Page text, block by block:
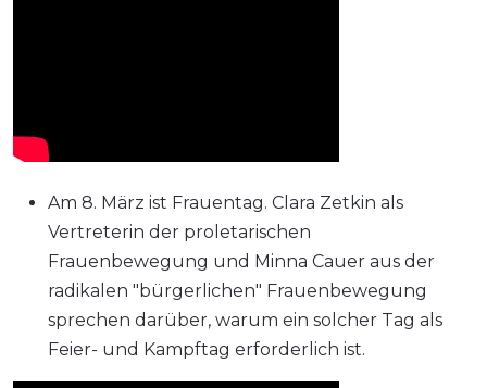
Am 8. März ist Frauentag. Clara Zetkin als
Vertreterin der proletarischen
Frauenbewegung und Minna Cauer aus der
radikalen "bürgerlichen" Frauenbewegung
sprechen darüber, warum ein solcher Tag als
Feier- und Kampftag erforderlich ist.